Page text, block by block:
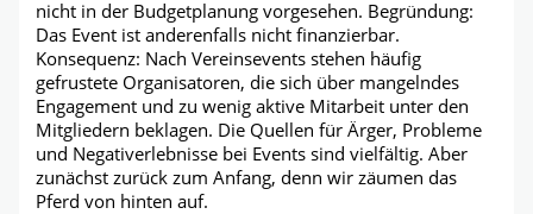
nicht in der Budgetplanung vorgesehen. Begründung:
Das Event ist anderenfalls nicht finanzierbar.
Konsequenz: Nach Vereinsevents stehen häufig
gefrustete Organisatoren, die sich über mangelndes
Engagement und zu wenig aktive Mitarbeit unter den
Mitgliedern beklagen. Die Quellen für Ärger, Probleme
und Negativerlebnisse bei Events sind vielfältig. Aber
zunächst zurück zum Anfang, denn wir zäumen das
Pferd von hinten auf.